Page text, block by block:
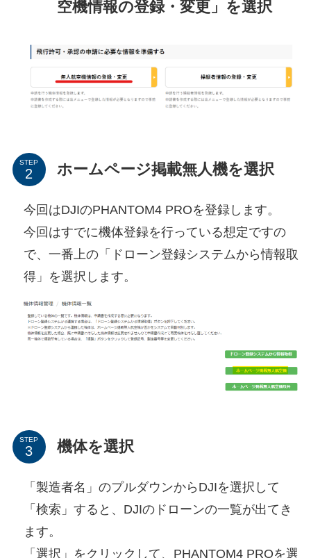
空機情報の登録・変更」を選択
STEP ホームページ掲載無人機を選択
今回はDJIのPHANTOM4 PROを登録します。
今回はすでに機体登録を行っている想定ですの
で、一番上の「ドローン登録システムから情報取
得」を選択します。
STEP 機体を選択
「製造者名」のプルダウンからDJIを選択して
「検索」すると、DJIのドローンの一覧が出てき
ます。
「選択」をクリックして、PHANTOM4 PROを選